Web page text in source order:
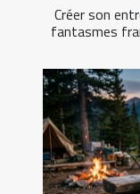
Créer son
fantasmes